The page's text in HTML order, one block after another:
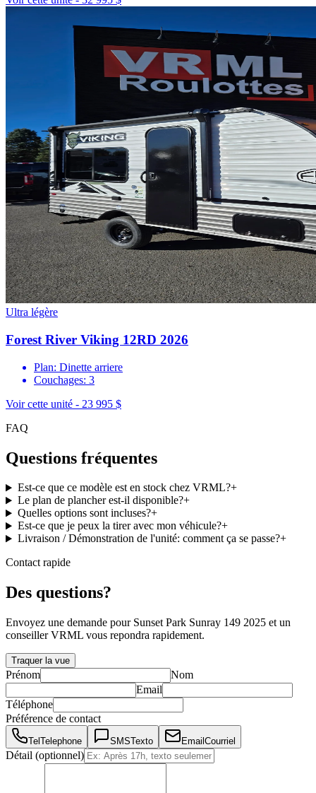
Ultra légère
Forest River Viking 12RD 2026
Plan: Dinette arriere
Couchages: 3
Voir cette unité - 23 995 $
FAQ
Questions fréquentes
Est-ce que ce modèle est en stock chez VRML?+
Le plan de plancher est-il disponible?+
Quelles options sont incluses?+
Est-ce que je peux la tirer avec mon véhicule?+
Livraison / Démonstration de l'unité: comment ça se passe?+
Contact rapide
Des questions?
Envoyez une demande pour Sunset Park Sunray 149 2025 et un
conseiller VRML vous repondra rapidement.
Traquer la vue
Prénom
Nom
Email
Téléphone
Préférence de contact
Tel Telephone SMSTexto Email Courriel
Détail (optionnel)